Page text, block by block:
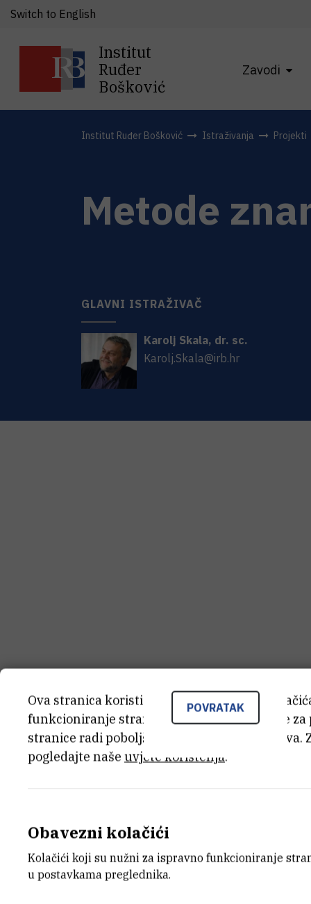
Institut
Ruđer
Bošković
Zavodi
Switch to English
Institut Ruđer Bošković Istraživanja Projekti
Metode
GLAVNI ISTRAŽIVAČ
Karolj Skala, dr. sc.
Karolj.Skala@irb.hr
POVRATAK
Ova stranica koristi kolačiće. Neki od tih
funkcioniranje stranice, dok se drugi koriste
stranice radi poboljšanja korisničkog iskustva.
pogledajte naše uvjete korištenja.
Obavezni kolačići
Kolačići koji su nužni za ispravno funkcioniranje
u postavkama preglednika.